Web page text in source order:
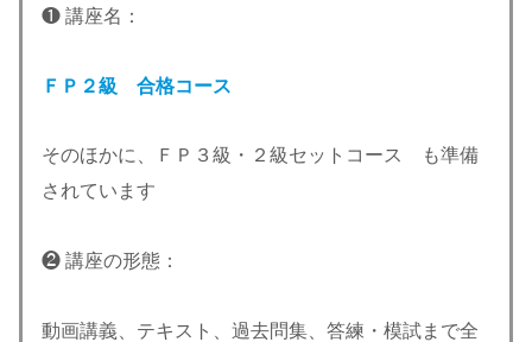
❶ 講座名：
ＦＰ２級 合格コース
そのほかに、ＦＰ３級・２級セットコース も準備
されています
❷ 講座の形態：
動画講義、テキスト、過去問集、答練・模試まで全